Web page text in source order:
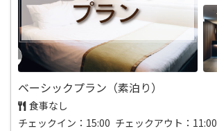
ベーシックプラン（素泊り）
食事なし
チェックイン：15:00 チェックアウト：11:00